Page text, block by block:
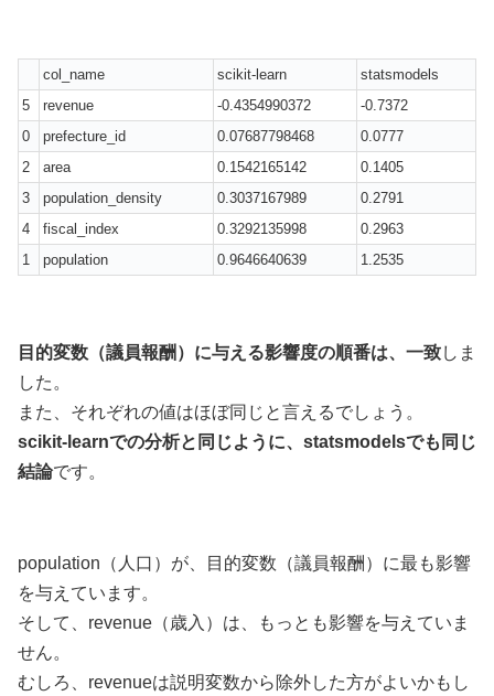
col_name scikit-learn
statsmodels
5
revenue -0.4354990372
-0.7372
0
prefecture_id 0.07687798468
0.0777
2
area 0.1542165142
0.1405
3
population_density 0.3037167989
0.2791
4
fiscal_index 0.3292135998
0.2963
1
population 0.9646640639 1.2535
目的変数（議員報酬）に与える影響度の順番は、一致しま
した。
また、それぞれの値はほぼ同じと言えるでしょう。
scikit-learnでの分析と同じように、statsmodelsでも同じ
結論です。
population（人口）が、目的変数（議員報酬）に最も影響
を与えています。
そして、revenue（歳入）は、もっとも影響を与えていま
せん。
むしろ、revenueは説明変数から除外した方がよいかもし